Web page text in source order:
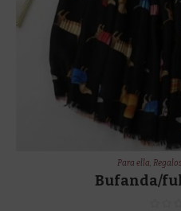
Para ella,
Bufanda/